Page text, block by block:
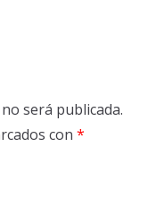
será publicada.
con *